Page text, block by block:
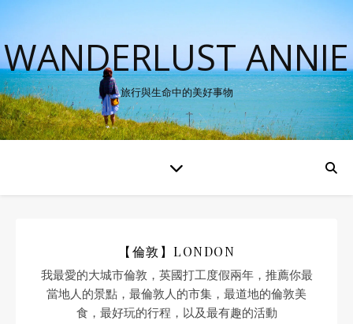
WANDERLUST ANNIE
旅行與生命中的美好事物
【倫敦】LONDON
我最愛的大城市倫敦，英國打工度假兩年，推薦你最
當地人的景點，最倫敦人的市集，最道地的倫敦美
食，最好玩的行程，以及最有趣的活動